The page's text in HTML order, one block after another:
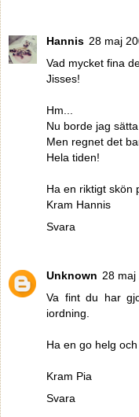
Hannis 28 maj
Vad mycket fina
Jisses!
Hm...
Nu borde jag
Men regnet det
Hela tiden!
Ha en riktigt skön
Kram Hannis
Svara
Unknown 28 maj
Va fint du har
iordning.
Ha en go helg
Kram Pia
Svara